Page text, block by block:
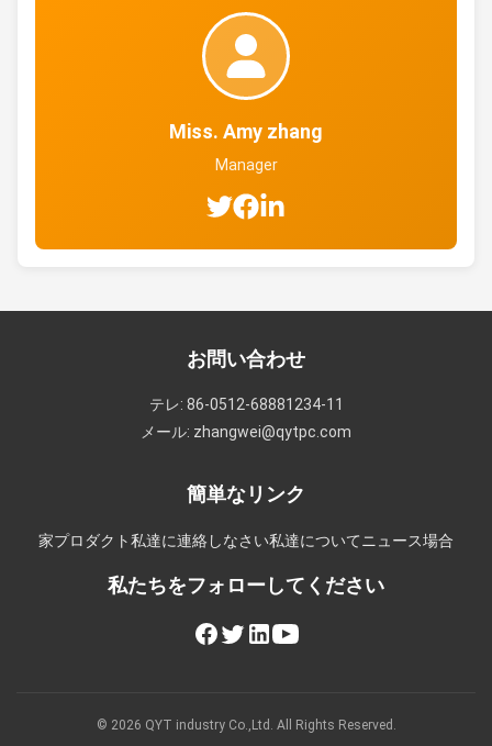
Miss. Amy zhang
Manager
お問い合わせ
テレ: 86-0512-68881234-11
メール: zhangwei@qytpc.com
簡単なリンク
家プロダクト私達に連絡しなさい私達について ニュース場合
私たちをフォローしてください
© 2026 QYT industry Co.,Ltd. All Rights Reserved.